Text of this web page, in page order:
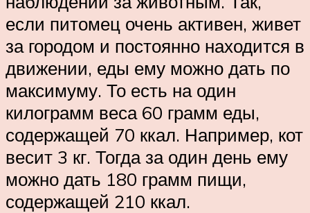
если питомец очень активен, живет
за городом и постоянно находится в
движении, еды ему можно дать по
максимуму. То есть на один
килограмм веса 60 грамм еды,
содержащей 70 ккал. Например, кот
весит 3 кг. Тогда за один день ему
можно дать 180 грамм пищи,
содержащей 210 ккал.